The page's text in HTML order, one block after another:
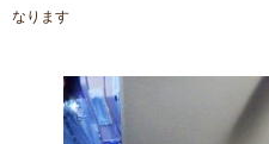
なります